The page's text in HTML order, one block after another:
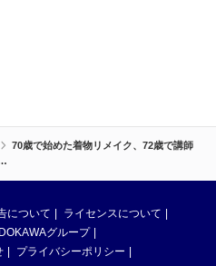
70歳で始めた着物リメイク、72歳で講師
について
ライセンスについて
グループ
プライバシーポリシー